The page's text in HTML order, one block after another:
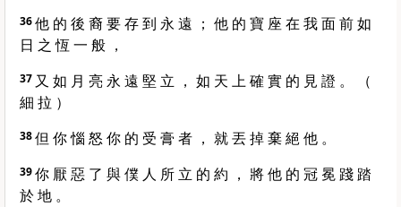
36他 的 後 裔 要 存 到 永 遠 ； 他 的 寶 座 在 我 面 前 如
日 之 恆 一 般 ，
37 又 如 月 亮 永 遠 堅 立 ， 如 天 上 確 實 的 見 證 。 （
細 拉 ）
38但 你 惱 怒 你 的 受 膏 者 ， 就 丟 掉 棄 絕 他 。
39你 厭 惡 了 與 僕 人 所 立 的 約 ， 將 他 的 冠 冕 踐 踏
於 地 。